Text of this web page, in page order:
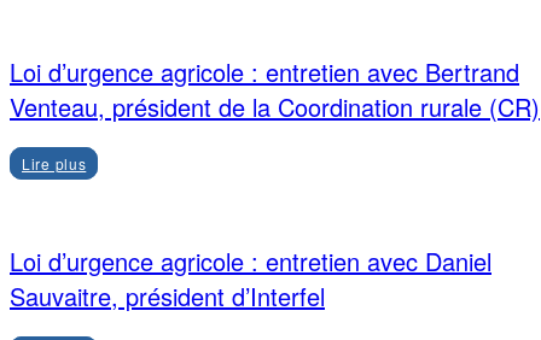
Loi d’urgence agricole : entretien avec Bertrand
Venteau, président de la Coordination rurale (CR)
Lire plus
Loi d’urgence agricole : entretien avec Daniel
Sauvaitre, président d’Interfel